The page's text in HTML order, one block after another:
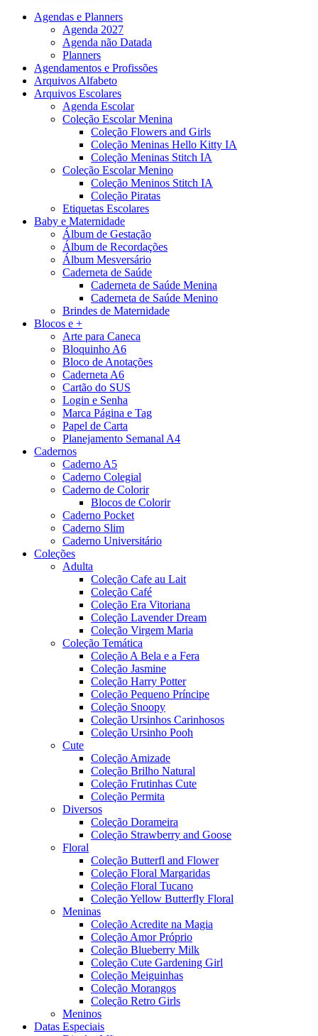
Agendas e Planners
Agenda 2027
Agenda não Datada
Planners
Agendamentos e Profissões
Arquivos Alfabeto
Arquivos Escolares
Agenda Escolar
Coleção Escolar Menina
Coleção Flowers and Girls
Coleção Meninas Hello Kitty IA
Coleção Meninas Stitch IA
Coleção Escolar Menino
Coleção Meninos Stitch IA
Coleção Piratas
Etiquetas Escolares
Baby e Maternidade
Álbum de Gestação
Álbum de Recordações
Álbum Mesversário
Caderneta de Saúde
Caderneta de Saúde Menina
Caderneta de Saúde Menino
Brindes de Maternidade
Blocos e +
Arte para Caneca
Bloquinho A6
Bloco de Anotações
Caderneta A6
Cartão do SUS
Login e Senha
Marca Página e Tag
Papel de Carta
Planejamento Semanal A4
Cadernos
Caderno A5
Caderno Colegial
Caderno de Colorir
Blocos de Colorir
Caderno Pocket
Caderno Slim
Caderno Universitário
Coleções
Adulta
Coleção Cafe au Lait
Coleção Café
Coleção Era Vitoriana
Coleção Lavender Dream
Coleção Virgem Maria
Coleção Temática
Coleção A Bela e a Fera
Coleção Jasmine
Coleção Harry Potter
Coleção Pequeno Príncipe
Coleção Snoopy
Coleção Ursinhos Carinhosos
Coleção Ursinho Pooh
Cute
Coleção Amizade
Coleção Brilho Natural
Coleção Frutinhas Cute
Coleção Permita
Diversos
Coleção Dorameira
Coleção Strawberry and Goose
Floral
Coleção Butterfl and Flower
Coleção Floral Margaridas
Coleção Floral Tucano
Coleção Yellow Butterfly Floral
Meninas
Coleção Acredite na Magia
Coleção Amor Próprio
Coleção Blueberry Milk
Coleção Cute Gardening Girl
Coleção Meiguinhas
Coleção Morangos
Coleção Retro Girls
Meninos
Datas Especiais